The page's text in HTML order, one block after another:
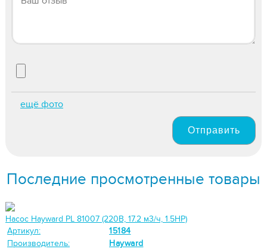
ещё фото
Отправить
Последние просмотренные товары
Насос Hayward PL 81007 (220В, 17.2 м3/ч, 1.5HP)
Артикул:
15184
Производитель:
Hayward